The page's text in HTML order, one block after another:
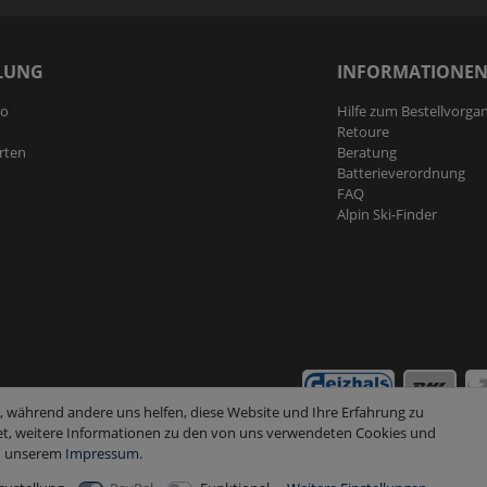
INFORMATIONEN
Hilfe zum
Retoure
Beratung
Batterieverordnung
FAQ
Alpin Ski-Finder
andere uns helfen, diese Website und Ihre Erfahrung zu
weitere Informationen zu den von uns verwendeten Cookies und
unserem Impressum.